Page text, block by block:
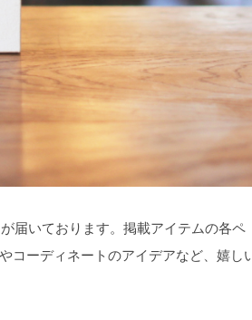
届いております。掲載アイテムの各ペ
コーディネートのアイデアなど、嬉し